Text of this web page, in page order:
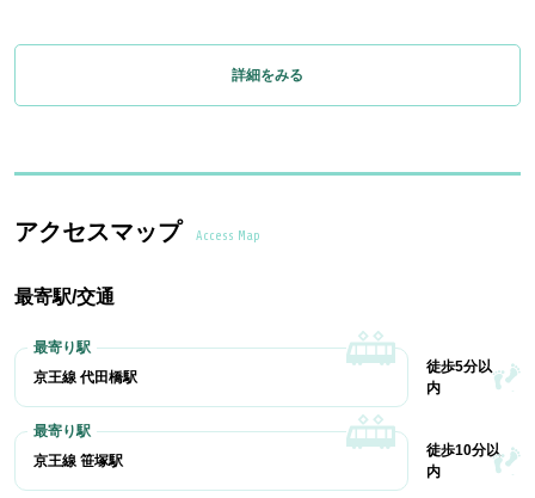
詳細をみる
アクセスマップ Access Map
最寄駅/交通
京王線 代田橋駅
徒歩5分以
内
京王線 笹塚駅
徒歩10分以
内